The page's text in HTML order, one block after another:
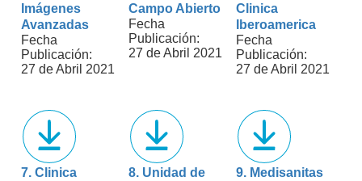
Imágenes
Avanzadas
Fecha
Publicación:
27 de Abril 2021
Campo Abierto
Fecha
Publicación:
27 de Abril 2021
Clinica
Iberoamerica
Fecha
Publicación:
27 de Abril 2021
7. Clinica
8. Unidad de
9. Medisanitas